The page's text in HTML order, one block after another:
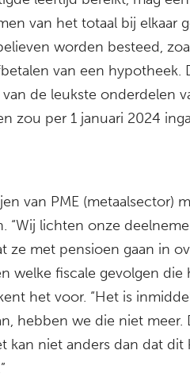
van het totaal bij elkaar
worden besteed,
van een hypotheek.
van de leukste onderdelen
zou per 1 januari 2024
van PME (metaalsector)
“Wij lichten onze
ze met pensioen gaan in
welke fiscale gevolgen die
het voor. “Het is
hebben we die niet meer.
kan niet anders dan dat